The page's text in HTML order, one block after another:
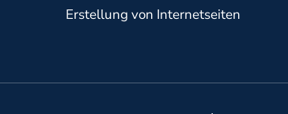
Erstellung von Internetseiten